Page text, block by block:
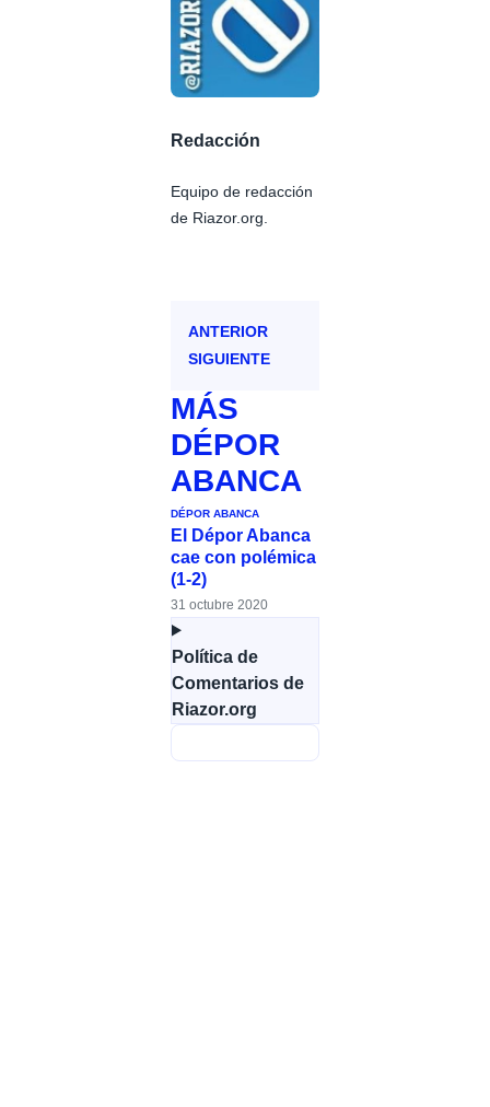
Redacción
Equipo de redacción
de Riazor.org.
ANTERIOR
SIGUIENTE
MÁS
DÉPOR
ABANCA
DÉPOR ABANCA
El Dépor Abanca
cae con polémica
(1-2)
31 octubre 2020
Política de
Comentarios de
Riazor.org